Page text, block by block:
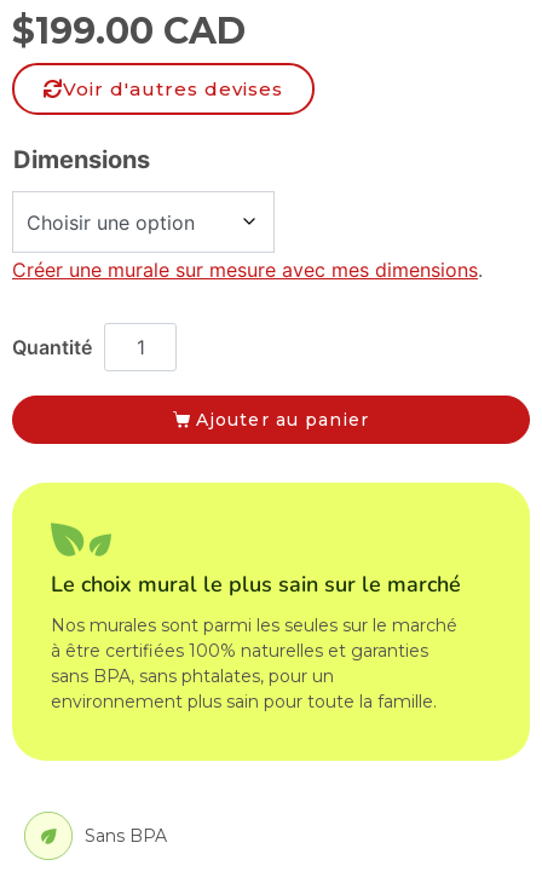
$199.00 CAD
Voir d'autres devises
Dimensions
Créer une murale sur mesure avec mes dimensions.
Ajouter au panier
Le choix mural le plus sain sur le marché
Nos murales sont parmi les seules sur le marché
à être certifiées 100% naturelles et garanties
sans BPA, sans phtalates, pour un
environnement plus sain pour toute la famille.
Sans BPA